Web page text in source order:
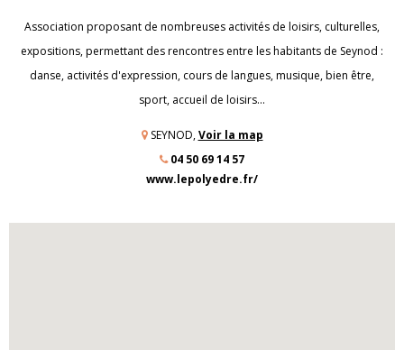
Association proposant de nombreuses activités de loisirs, culturelles,
expositions, permettant des rencontres entre les habitants de Seynod :
danse, activités d'expression, cours de langues, musique, bien être,
sport, accueil de loisirs...
SEYNOD,Voir la map
04 50 69 14 57
www.lepolyedre.fr/